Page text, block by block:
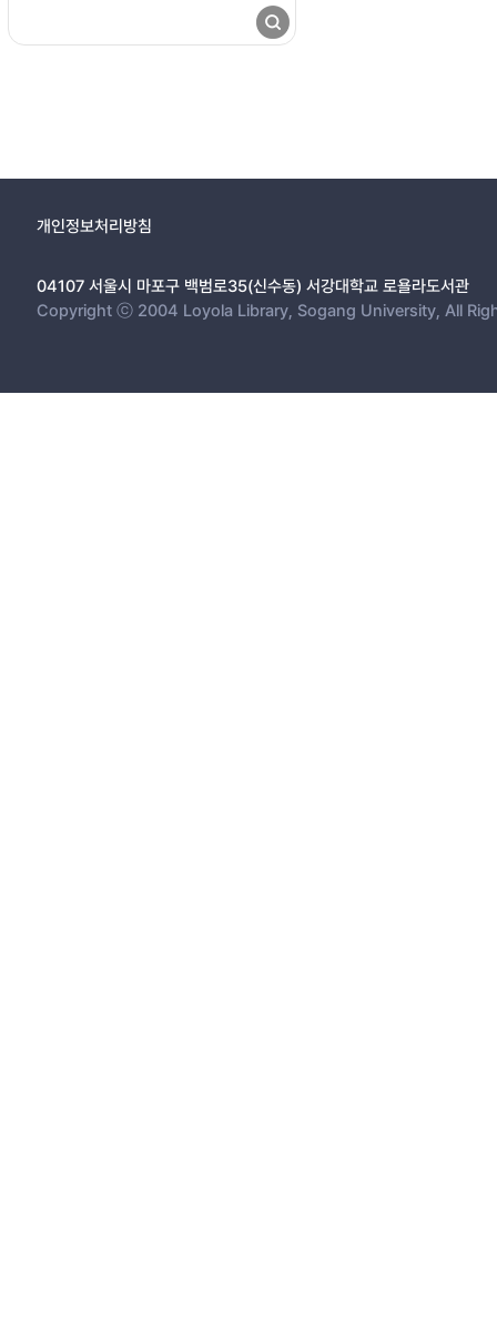
개인정보처리방침
04107 서울시 마포구 백범로35(신수동) 서강대학교 로욜라도서관
Copyright ⓒ 2004 Loyola Library, Sogang University, All